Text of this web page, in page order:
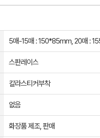
5매-15매 : 150*85mm, 20매 :
스판레이스
칼라스티커부착
없음
화장품 제조, 판매